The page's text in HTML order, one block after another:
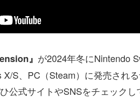
』 が2024年冬にNintendo
S、PC（Steam）に発売され
公式サイトやSNSをチェックし